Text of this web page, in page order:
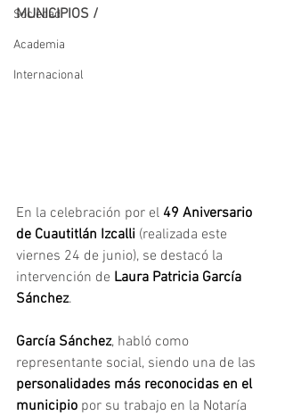
Sociedad
Academia
Internacional
MUNICIPIOS /
En la celebración por el 49 Aniversario
de Cuautitlán Izcalli (realizada este
viernes 24 de junio), se destacó la
intervención de Laura Patricia García
Sánchez.
García Sánchez, habló como
representante social, siendo una de las
personalidades más reconocidas en el
municipio por su trabajo en la Notaría